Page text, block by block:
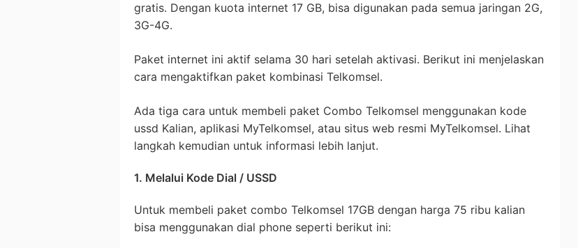
gratis. Dengan kuota internet 17 GB, bisa digunakan pada semua jaringan 2G,
3G-4G.
Paket internet ini aktif selama 30 hari setelah aktivasi. Berikut ini menjelaskan
cara mengaktifkan paket kombinasi Telkomsel.
Ada tiga cara untuk membeli paket Combo Telkomsel menggunakan kode
ussd Kalian, aplikasi MyTelkomsel, atau situs web resmi MyTelkomsel. Lihat
langkah kemudian untuk informasi lebih lanjut.
1. Melalui Kode Dial / USSD
Untuk membeli paket combo Telkomsel 17GB dengan harga 75 ribu kalian
bisa menggunakan dial phone seperti berikut ini: